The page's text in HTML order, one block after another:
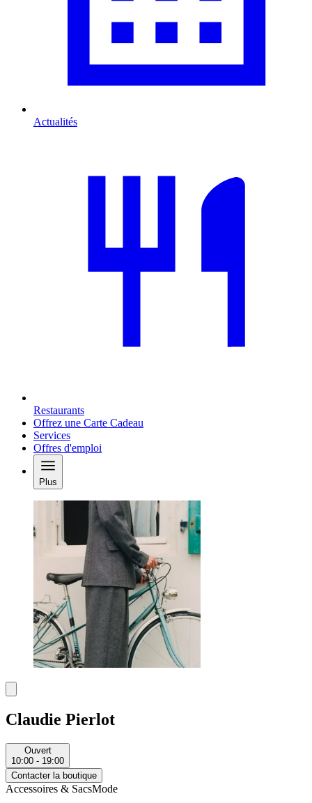
Actualités
Restaurants
Offrez une Carte Cadeau
Services
Offres d'emploi
Plus
Claudie Pierlot
Ouvert
10:00 - 19:00
Contacter la boutique
Accessoires & SacsMode